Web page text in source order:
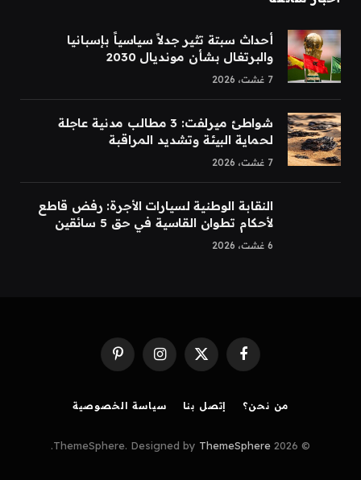
أحداث سبتة تثير جدلاً سياسياً بإسبانيا
والبرتغال بشأن مونديال 2030
7 غشت، 2026
شواطئ ميرلفت: 3 مطالب مدنية عاجلة
لحماية البيئة وتشديد المراقبة
7 غشت، 2026
النقابة الوطنية لسيارات الأجرة: رفض قاطع
لأحكام تطوان القاسية في حق 5 سائقين
6 غشت، 2026
Facebook
X
(Twitter)
Instagram
Pinterest
من نحن؟ إتصل بنا سياسة الخصوصية
© 2026 ThemeSphere. Designed by
ThemeSphere
.